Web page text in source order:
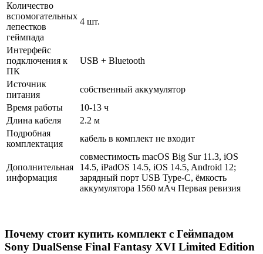
Количество
вспомогательных
лепестков
геймпада
4 шт.
Интерфейс
подключения к
ПК
USB + Bluetooth
Источник
питания
собственный аккумулятор
Время работы
10-13 ч
Длина кабеля
2.2 м
Подробная
комплектация
кабель в комплект не входит
Дополнительная
информация
совместимость macOS Big Sur 11.3, iOS
14.5, iPadOS 14.5, iOS 14.5, Android 12;
зарядный порт USB Type-C, ёмкость
аккумулятора 1560 мАч Первая ревизия
Почему стоит купить комплект с Геймпадом
Sony DualSense Final Fantasy XVI Limited Edition